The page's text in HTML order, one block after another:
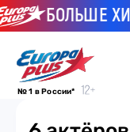
БОЛЬШЕ
№ 1 в России*